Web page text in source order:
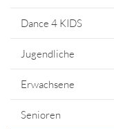
Dance 4 KIDS
Jugendliche
Erwachsene
Senioren